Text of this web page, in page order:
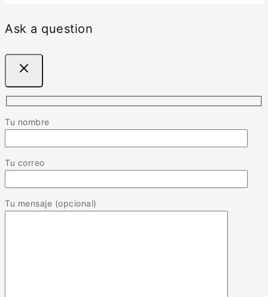
Ask a question
Tu nombre
Tu correo
Tu mensaje (opcional)